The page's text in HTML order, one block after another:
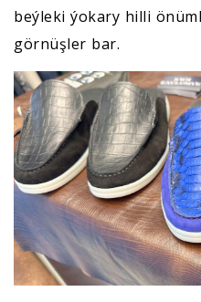
beýleki ýokary hilli
görnüşler bar.